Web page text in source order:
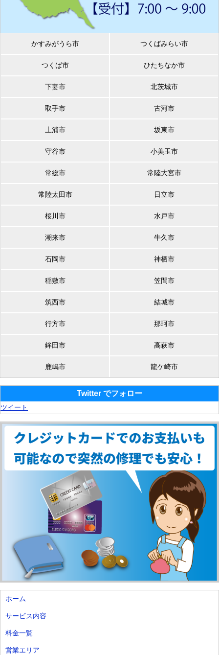
かすみがうら市 つくばみらい市
つくば市 ひたちなか市
下妻市 北茨城市
取手市 古河市
土浦市 坂東市
守谷市 小美玉市
常総市 常陸大宮市
常陸太田市 日立市
桜川市 水戸市
潮来市 牛久市
石岡市 神栖市
稲敷市 笠間市
筑西市 結城市
行方市 那珂市
鉾田市 高萩市
鹿嶋市 龍ケ崎市
Twitter でフォロー
ツイート
ホーム
サービス内容
料金一覧
営業エリア